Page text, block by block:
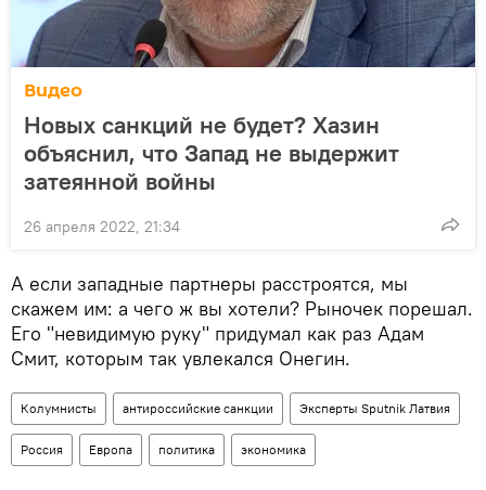
Видео
Новых санкций не будет? Хазин
объяснил, что Запад не выдержит
затеянной войны
26 апреля 2022, 21:34
А если западные партнеры расстроятся, мы
скажем им: а чего ж вы хотели? Рыночек порешал.
Его "невидимую руку" придумал как раз Адам
Смит, которым так увлекался Онегин.
Колумнисты антироссийские санкции Эксперты Sputnik Латвия
Россия Европа политика экономика